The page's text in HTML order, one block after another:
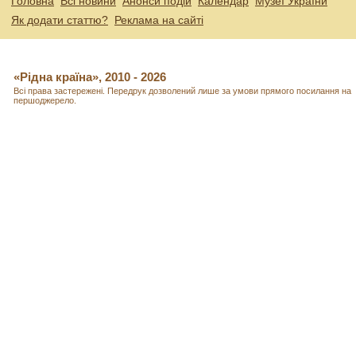
Як додати статтю? Реклама на сайті
«Рідна країна», 2010 - 2026
Всі права застережені. Передрук дозволений лише за умови прямого посилання на
першоджерело.